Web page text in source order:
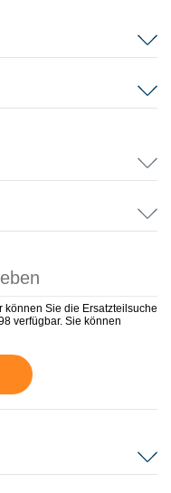
Sie die Ersatzteilsuche
verfügbar. Sie können